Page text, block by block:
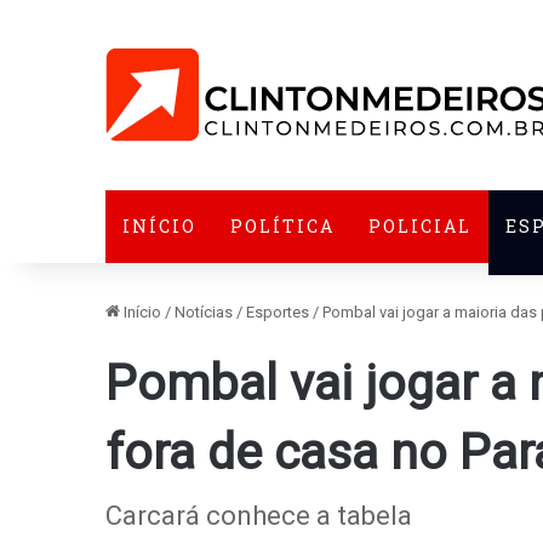
INÍCIO POLÍTICA POLICIAL
Início / Notícias / Esportes / Pombal vai jogar a maioria
Pombal vai jogar a
fora de casa no
Carcará conhece a tabela